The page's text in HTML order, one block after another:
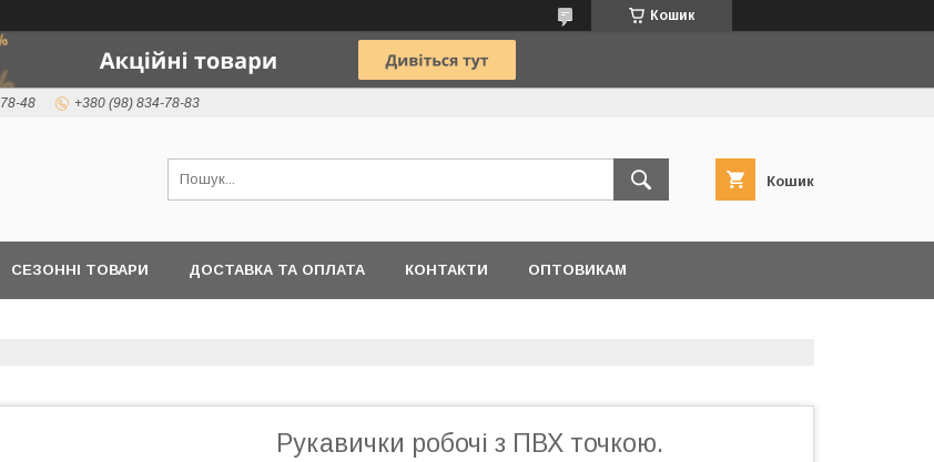
Кошик
48 +380 (98) 834-78-83
Кошик
СЕЗОННІ ТОВАРИ ДОСТАВКА ТА ОПЛАТА КОНТАКТИ ОПТОВИКАМ
Рукавички робочі з ПВХ точкою.